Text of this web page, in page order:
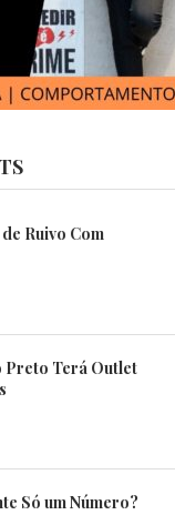
Ruivo Com
Preto Terá Outlet
Só um Número?